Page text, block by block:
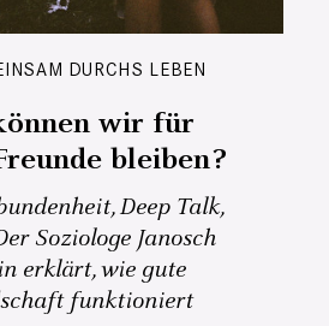
DURCHS LEBEN
wir für
bleiben?
Deep Talk,
Soziologe Janosch
erklärt, wie gute
funktioniert